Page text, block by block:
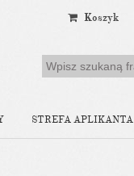
Koszyk
STREFA APLIKANTA